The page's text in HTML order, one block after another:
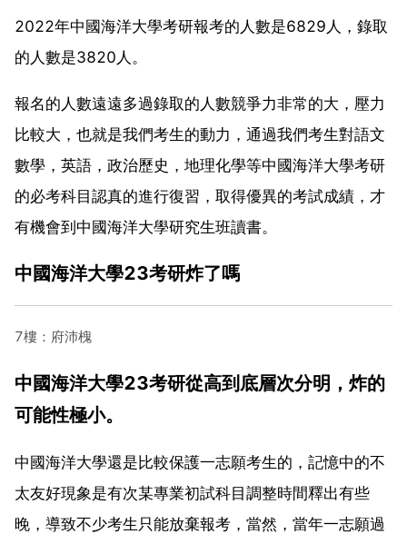
2022年中國海洋大學考研報考的人數是6829人，錄取
的人數是3820人。
報名的人數遠遠多過錄取的人數競爭力非常的大，壓力
比較大，也就是我們考生的動力，通過我們考生對語文
數學，英語，政治歷史，地理化學等中國海洋大學考研
的必考科目認真的進行復習，取得優異的考試成績，才
有機會到中國海洋大學研究生班讀書。
中國海洋大學23考研炸了嗎
7樓：府沛槐
中國海洋大學23考研從高到底層次分明，炸的
可能性極小。
中國海洋大學還是比較保護一志願考生的，記憶中的不
太友好現象是有次某專業初試科目調整時間釋出有些
晚，導致不少考生只能放棄報考，當然，當年一志願過